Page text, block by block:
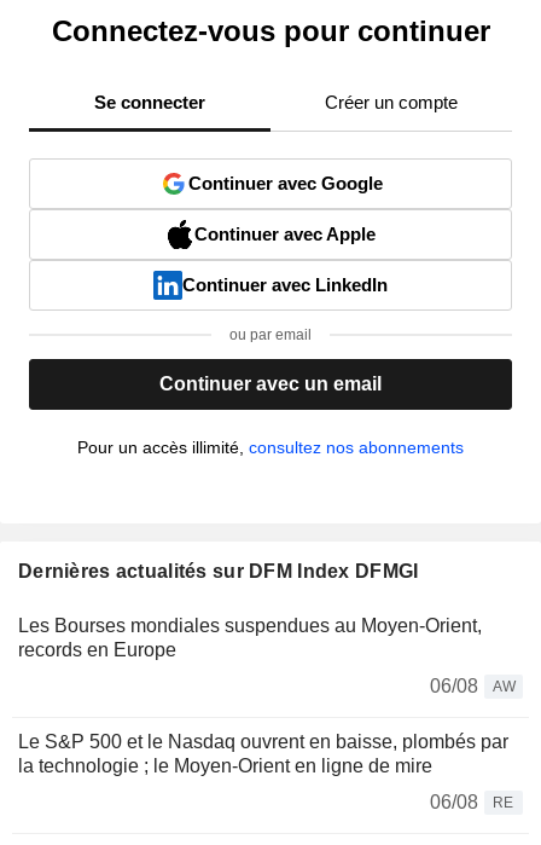
Connectez-vous pour continuer
Se connecter Créer un compte
Continuer avec Google
Continuer avec Apple
Continuer avec LinkedIn
ou par email
Continuer avec un email
Pour un accès illimité, consultez nos abonnements
Dernières actualités sur DFM Index DFMGI
Les Bourses mondiales suspendues au Moyen-Orient,
records en Europe
06/08
AW
Le S&P 500 et le Nasdaq ouvrent en baisse, plombés par
la technologie ; le Moyen-Orient en ligne de mire
06/08
RE